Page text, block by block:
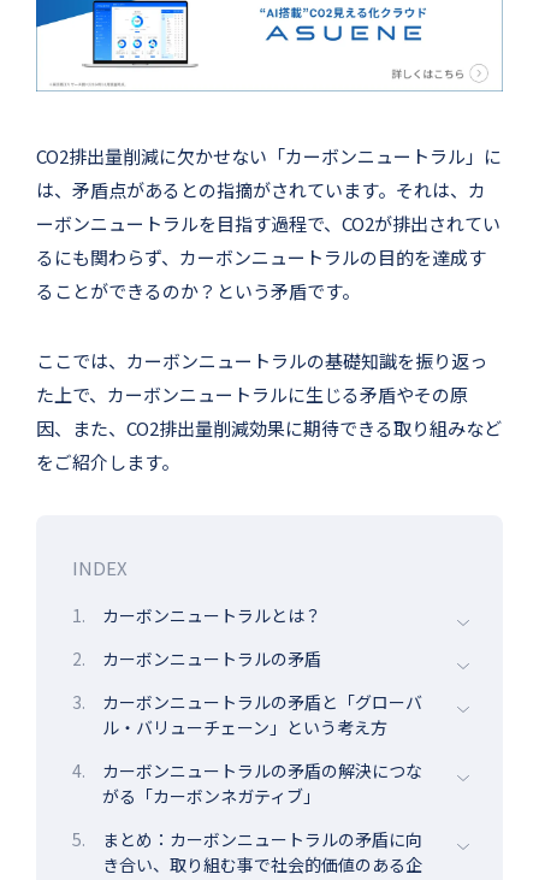
CO2排出量削減に欠かせない「カーボンニュートラル」に
は、矛盾点があるとの指摘がされています。それは、カ
ーボンニュートラルを目指す過程で、CO2が排出されてい
るにも関わらず、カーボンニュートラルの目的を達成す
ることができるのか？という矛盾です。
ここでは、カーボンニュートラルの基礎知識を振り返っ
た上で、カーボンニュートラルに生じる矛盾やその原
因、また、CO2排出量削減効果に期待できる取り組みなど
をご紹介します。
INDEX
1.
カーボンニュートラルとは？
2.
カーボンニュートラルの矛盾
3.
カーボンニュートラルの矛盾と「グローバ
ル・バリューチェーン」という考え方
4.
カーボンニュートラルの矛盾の解決につな
がる「カーボンネガティブ」
5.
まとめ：カーボンニュートラルの矛盾に向
き合い、取り組む事で社会的価値のある企